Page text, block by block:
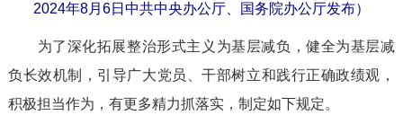
2024年8月6日中共中央办公厅、国务院办公厅发布）
为了深化拓展整治形式主义为基层减负，健全为基层减
负长效机制，引导广大党员、干部树立和践行正确政绩观，
积极担当作为，有更多精力抓落实，制定如下规定。